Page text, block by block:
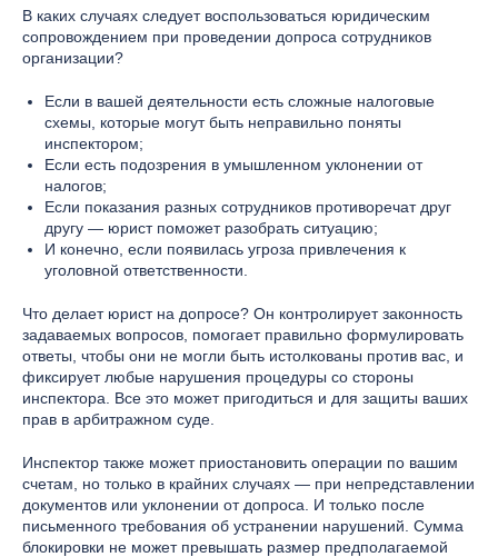
В каких случаях следует воспользоваться юридическим
сопровождением при проведении допроса сотрудников
организации?
Если в вашей деятельности есть сложные налоговые
схемы, которые могут быть неправильно поняты
инспектором;
Если есть подозрения в умышленном уклонении от
налогов;
Если показания разных сотрудников противоречат друг
другу — юрист поможет разобрать ситуацию;
И конечно, если появилась угроза привлечения к
уголовной ответственности.
Что делает юрист на допросе? Он контролирует законность
задаваемых вопросов, помогает правильно формулировать
ответы, чтобы они не могли быть истолкованы против вас, и
фиксирует любые нарушения процедуры со стороны
инспектора. Все это может пригодиться и для защиты ваших
прав в арбитражном суде.
Инспектор также может приостановить операции по вашим
счетам, но только в крайних случаях — при непредставлении
документов или уклонении от допроса. И только после
письменного требования об устранении нарушений. Сумма
блокировки не может превышать размер предполагаемой